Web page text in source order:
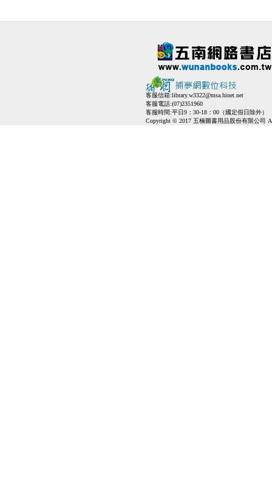
客服信箱:library.w3322@msa.hinet.net
客服電話:(07)2351960
客服時間:平日9：30-18：00（國定假日除外）
Copyright © 2017 五楠圖書用品股份有限公司